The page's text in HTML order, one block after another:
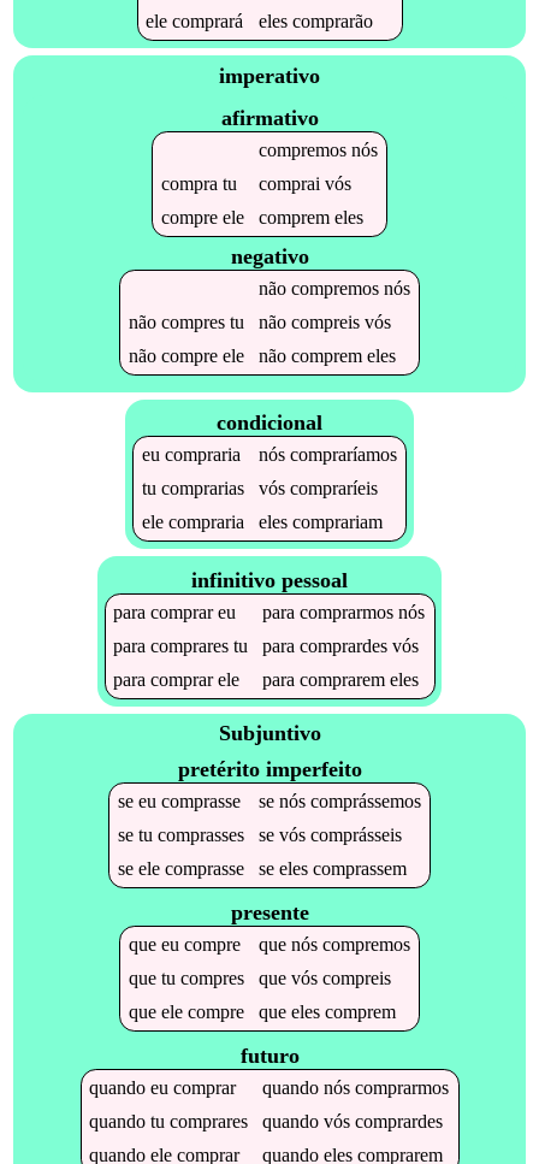
elecomprará elescomprarão
imperativo
afirmativo
compremosnós
compra tu comprai vós
compreele compremeles
negativo
não compremosnós
não comprestu não compreisvós
não compreele não compremeles
condicional
eu compraria nós compraríamos
tu comprarias vós compraríeis
ele compraria eles comprariam
infinitivo pessoal
paracomprareu paracomprarmos nós
paracomprares tu paracomprardes vós
paracomprarele paracomprarem eles
Subjuntivo
pretérito imperfeito
se eu comprasse se nós comprássemos
se tu comprasses se vós comprásseis
se ele comprasse se eles comprassem
presente
que eu compre que nós compremos
que tu compres que vós compreis
que ele compre que eles comprem
futuro
quandoeucomprar quandonóscomprarmos
quandotucomprares quandovóscomprardes
quandoelecomprar quandoelescomprarem